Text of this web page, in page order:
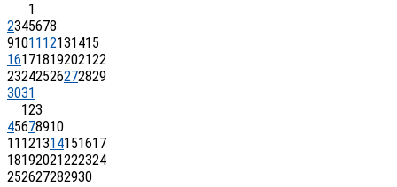
1
2345678
91011 12131415
16171819202122
23242526272829
3031
123
45678910
11 121314151617
18192021222324
252627282930